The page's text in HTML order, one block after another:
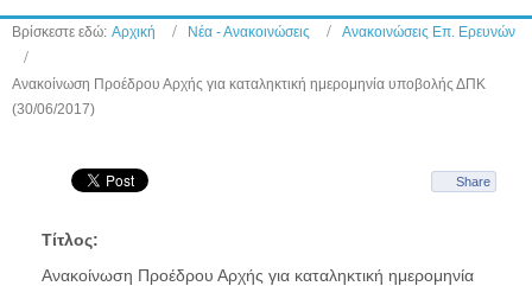
Βρίσκεστε εδώ: Αρχική Νέα - Ανακοινώσεις Ανακοινώσεις Επ. Ερευνών
Ανακοίνωση Προέδρου Αρχής για καταληκτική ημερομηνία υποβολής ΔΠΚ
(30/06/2017)
Share
Τίτλος:
Ανακοίνωση Προέδρου Αρχής για καταληκτική ημερομηνία